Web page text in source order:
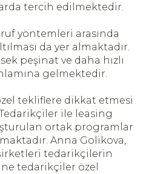
tercih edilmektedir.
yöntemleri arasında
da yer almaktadır.
peşinat ve daha hızlı
gelmektedir.
tekliflere dikkat etmesi
ile leasing
ortak programlar
Anna Golikova,
tedarikçilerin
tedarikçiler özel